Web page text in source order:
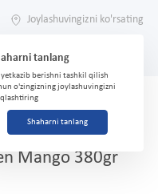
Joylashuvingizni ko'rsating
tanlang
yetkazib berishni tashkil qilish
o'zingizning joylashuvingizni
Shaharni tanlang
o'rnini
Mango 380gr